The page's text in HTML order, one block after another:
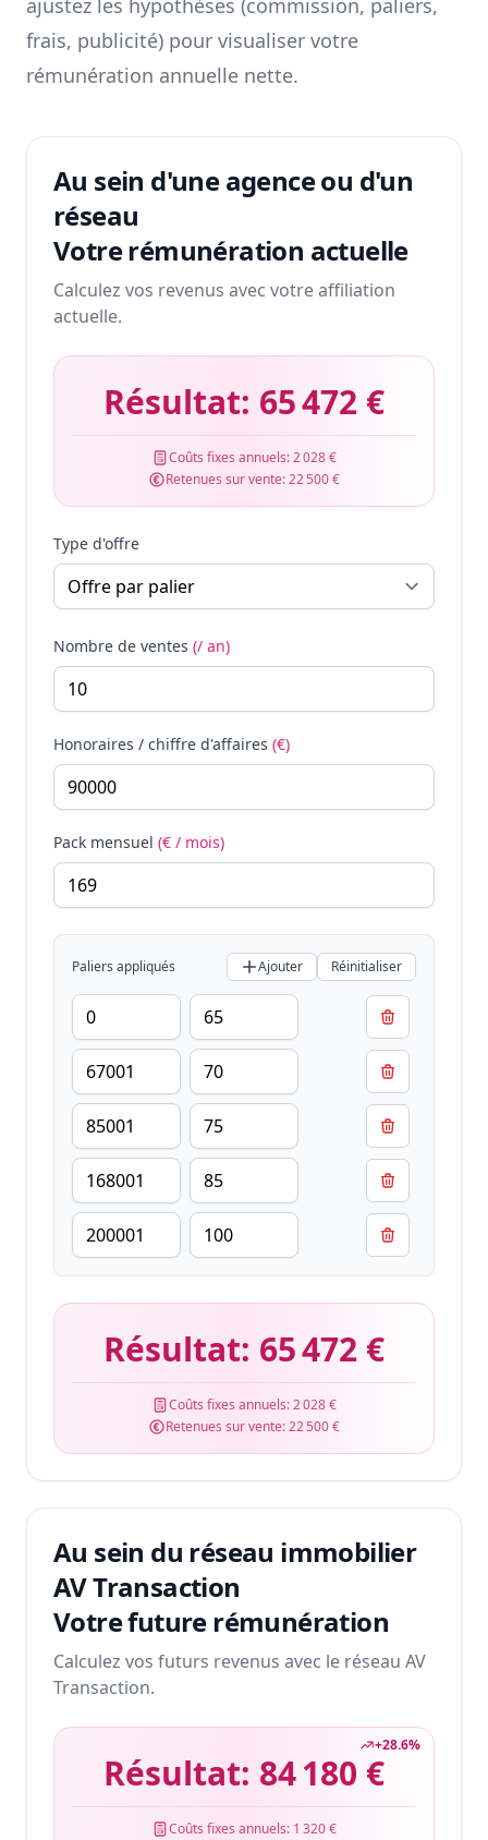
ajustez les hypothèses (commission, paliers,
frais, publicité) pour visualiser votre
rémunération annuelle nette.
Au sein d'une agence ou d'un
réseau
Votre rémunération actuelle
Calculez vos revenus avec votre affiliation
actuelle.
Résultat: 65 472 €
Coûts fixes annuels:2 028 €
Retenues sur vente:22 500 €
Type d'offre
Nombre de ventes (/ an)
Honoraires / chiffre d'affaires (€)
Pack mensuel (€ / mois)
Paliers appliqués Ajouter Réinitialiser
Résultat: 65 472 €
Coûts fixes annuels:2 028 €
Retenues sur vente:22 500 €
Au sein du réseau immobilier
AV Transaction
Votre future rémunération
Calculez vos futurs revenus avec le réseau AV
Transaction.
+28.6%
Résultat: 84 180 €
Coûts fixes annuels: 1 320 €